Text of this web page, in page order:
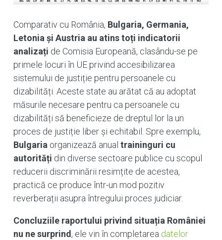
Comparativ cu România, Bulgaria, Germania,
Letonia și Austria au atins toți indicatorii
analizați de Comisia Europeană, clasându-se pe
primele locuri în UE privind accesibilizarea
sistemului de justiție pentru persoanele cu
dizabilități. Aceste state au arătat că au adoptat
măsurile necesare pentru ca persoanele cu
dizabilități să beneficieze de dreptul lor la un
proces de justiție liber și echitabil. Spre exemplu,
Bulgaria organizează anual traininguri cu
autorități din diverse sectoare publice cu scopul
reducerii discriminării resimțite de acestea,
practică ce produce într-un mod pozitiv
reverberații asupra întregului proces judiciar.
Concluziile raportului privind situația României
nu ne surprind, ele vin în completarea datelor